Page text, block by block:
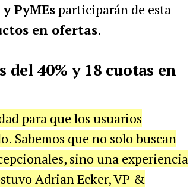
PyMEsparticiparán de esta
en ofertas.
40% y 18 cuotas en
para que los usuarios
Sabemos que no solo buscan
sino una experiencia
Adrian Ecker, VP &